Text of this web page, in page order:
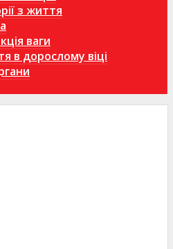
з життя
ваги
в дорослому віці